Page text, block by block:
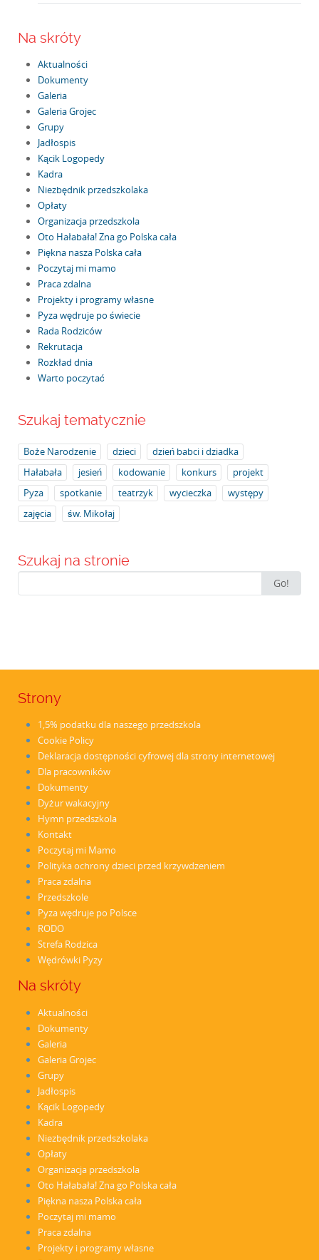
Na skróty
Aktualności
Dokumenty
Galeria
Galeria Grojec
Grupy
Jadłospis
Kącik Logopedy
Kadra
Niezbędnik przedszkolaka
Opłaty
Organizacja przedszkola
Oto Hałabała! Zna go Polska cała
Piękna nasza Polska cała
Poczytaj mi mamo
Praca zdalna
Projekty i programy własne
Pyza wędruje po świecie
Rada Rodziców
Rekrutacja
Rozkład dnia
Warto poczytać
Szukaj tematycznie
Boże Narodzenie dzieci
dzień babci i dziadka
Hałabała
jesień kodowanie konkurs
projekt
Pyza
spotkanie teatrzyk wycieczka
występy
zajęcia
św. Mikołaj
Szukaj na stronie
for:
Go!
Strony
1,5% podatku dla naszego przedszkola
Cookie Policy
Deklaracja dostępności cyfrowej dla strony internetowej
Dla pracowników
Dokumenty
Dyżur wakacyjny
Hymn przedszkola
Kontakt
Poczytaj mi Mamo
Polityka ochrony dzieci przed krzywdzeniem
Praca zdalna
Przedszkole
Pyza wędruje po Polsce
RODO
Strefa Rodzica
Wędrówki Pyzy
Na skróty
Aktualności
Dokumenty
Galeria
Galeria Grojec
Grupy
Jadłospis
Kącik Logopedy
Kadra
Niezbędnik przedszkolaka
Opłaty
Organizacja przedszkola
Oto Hałabała! Zna go Polska cała
Piękna nasza Polska cała
Poczytaj mi mamo
Praca zdalna
Projekty i programy własne